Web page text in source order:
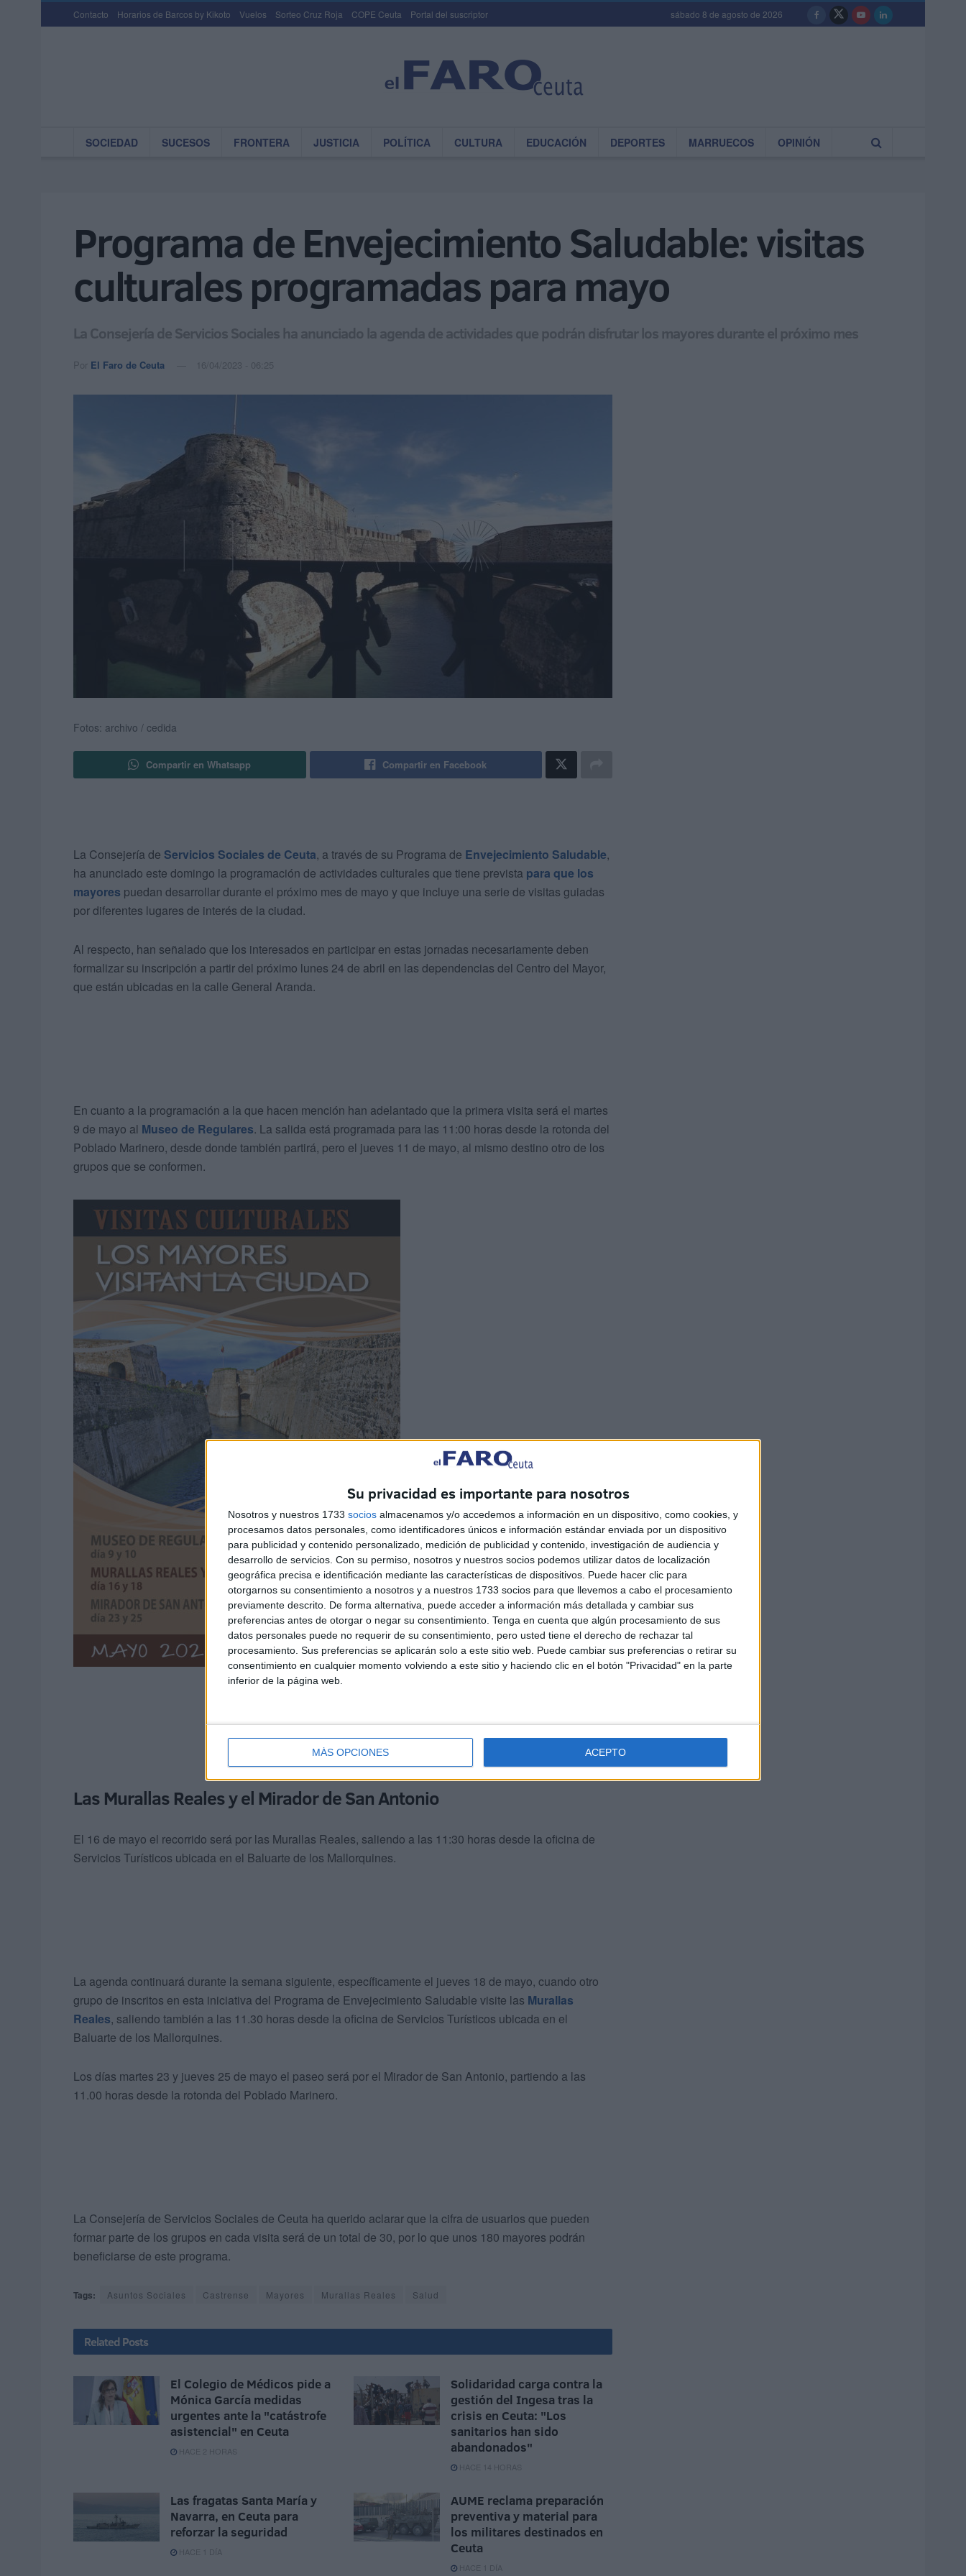
Su privacidad es importante para nosotros
Nosotros y nuestros 1733 socios almacenamos y/o accedemos a información en un dispositivo, como cookies, y
procesamos datos personales, como identificadores únicos e información estándar enviada por un dispositivo
para publicidad y contenido personalizado, medición de publicidad y contenido, investigación de audiencia y
desarrollo de servicios. Con su permiso, nosotros y nuestros socios podemos utilizar datos de localización
geográfica precisa e identificación mediante las características de dispositivos. Puede hacer clic para
otorgarnos su consentimiento a nosotros y a nuestros 1733 socios para que llevemos a cabo el procesamiento
previamente descrito. De forma alternativa, puede acceder a información más detallada y cambiar sus
preferencias antes de otorgar o negar su consentimiento. Tenga en cuenta que algún procesamiento de sus
datos personales puede no requerir de su consentimiento, pero usted tiene el derecho de rechazar tal
procesamiento. Sus preferencias se aplicarán solo a este sitio web. Puede cambiar sus preferencias o retirar su
consentimiento en cualquier momento volviendo a este sitio y haciendo clic en el botón "Privacidad" en la parte
inferior de la página web.
MÁS OPCIONES ACEPTO
Contacto Horarios de Barcos by Kikoto Vuelos Sorteo Cruz Roja COPE Ceuta Portal del suscriptor sábado 8 de agosto de 2026
SOCIEDAD SUCESOS FRONTERA JUSTICIA POLÍTICA CULTURA EDUCACIÓN DEPORTES MARRUECOS OPINIÓN
Programa de Envejecimiento Saludable: visitas
culturales programadas para mayo
La Consejería de Servicios Sociales ha anunciado la agenda de actividades que podrán disfrutar los mayores durante el próximo mes
Por El Faro de Ceuta 16/04/2023 - 06:25
Fotos: archivo / cedida
Compartir en Whatsapp Compartir en Facebook
La Consejería de Servicios Sociales de Ceuta, a través de su Programa de Envejecimiento Saludable,
ha anunciado este domingo la programación de actividades culturales que tiene prevista para que los
mayores puedan desarrollar durante el próximo mes de mayo y que incluye una serie de visitas guiadas
por diferentes lugares de interés de la ciudad.
Al respecto, han señalado que los interesados en participar en estas jornadas necesariamente deben
formalizar su inscripción a partir del próximo lunes 24 de abril en las dependencias del Centro del Mayor,
que están ubicadas en la calle General Aranda.
En cuanto a la programación a la que hacen mención han adelantado que la primera visita será el martes
9 de mayo al Museo de Regulares. La salida está programada para las 11:00 horas desde la rotonda del
Poblado Marinero, desde donde también partirá, pero el jueves 11 de mayo, al mismo destino otro de los
grupos que se conformen.
Las Murallas Reales y el Mirador de San Antonio
El 16 de mayo el recorrido será por las Murallas Reales, saliendo a las 11:30 horas desde la oficina de
Servicios Turísticos ubicada en el Baluarte de los Mallorquines.
La agenda continuará durante la semana siguiente, específicamente el jueves 18 de mayo, cuando otro
grupo de inscritos en esta iniciativa del Programa de Envejecimiento Saludable visite las Murallas
Reales, saliendo también a las 11.30 horas desde la oficina de Servicios Turísticos ubicada en el
Baluarte de los Mallorquines.
Los días martes 23 y jueves 25 de mayo el paseo será por el Mirador de San Antonio, partiendo a las
11.00 horas desde la rotonda del Poblado Marinero.
La Consejería de Servicios Sociales de Ceuta ha querido aclarar que la cifra de usuarios que pueden
formar parte de los grupos en cada visita será de un total de 30, por lo que unos 180 mayores podrán
beneficiarse de este programa.
Tags: Asuntos Sociales Castrense Mayores Murallas Reales Salud
Related Posts
El Colegio de Médicos pide a
Mónica García medidas
urgentes ante la "catástrofe
asistencial" en Ceuta
HACE 2 HORAS
Solidaridad carga contra la
gestión del Ingesa tras la
crisis en Ceuta: "Los
sanitarios han sido
abandonados"
HACE 14 HORAS
Las fragatas Santa María y
Navarra, en Ceuta para
reforzar la seguridad
HACE 1 DÍA
AUME reclama preparación
preventiva y material para
los militares destinados en
Ceuta
HACE 1 DÍA